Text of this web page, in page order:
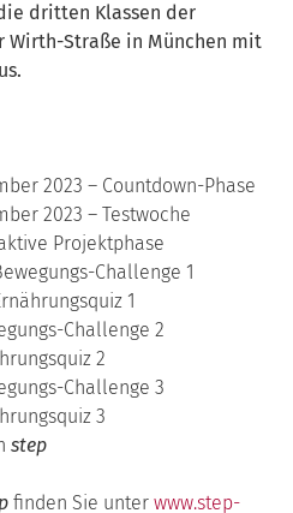
dritten Klassen der
Wirth-Straße in München mit
2023 – Countdown-Phase
2023 – Testwoche
Projektphase
Challenge 1
1
Challenge 2
2
Challenge 3
3
step
finden Sie unter www.step-